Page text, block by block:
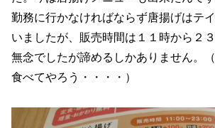
勤務に行かなければならず唐揚げはテ
いましたが、販売時間は１１時から２
無念でしたが諦めるしかありません。
食べてやろう・・・・）